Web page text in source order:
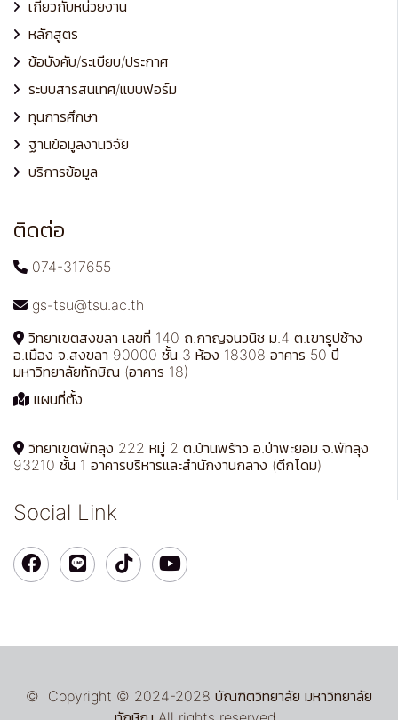
เกี่ยวกับหน่วยงาน
หลักสูตร
ข้อบังคับ/ระเบียบ/ประกาศ
ระบบสารสนเทศ/แบบฟอร์ม
ทุนการศึกษา
ฐานข้อมูลงานวิจัย
บริการข้อมูล
ติดต่อ
074-317655
gs-tsu@tsu.ac.th
วิทยาเขตสงขลา เลขที่ 140 ถ.กาญจนวนิช ม.4 ต.เขารูปช้าง
อ.เมือง จ.สงขลา 90000 ชั้น 3 ห้อง 18308 อาคาร 50 ปี
มหาวิทยาลัยทักษิณ (อาคาร 18)
แผนที่ตั้ง
วิทยาเขตพัทลุง 222 หมู่ 2 ต.บ้านพร้าว อ.ป่าพะยอม จ.พัทลุง
93210 ชั้น 1 อาคารบริหารและสำนักงานกลาง (ตึกโดม)
Social Link
© Copyright © 2024-2028 บัณฑิตวิทยาลัย มหาวิทยาลัย